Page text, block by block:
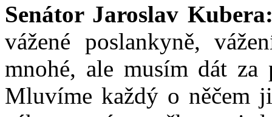
Senátor Jaroslav
vážené poslankyně,
mnohé, ale musím dát
Mluvíme každý o něčem